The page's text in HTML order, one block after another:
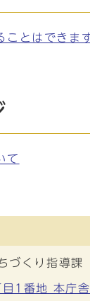
とはできま
て
くり指導課
1番地 本庁